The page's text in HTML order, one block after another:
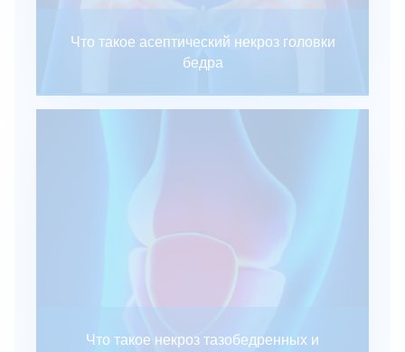
Что такое асептический некроз головки
бедра
Что такое некроз тазобедренных и